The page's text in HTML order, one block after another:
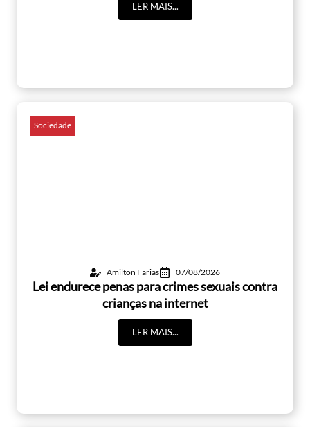
LER MAIS...
Sociedade
Amilton Farias 07/08/2026
Lei endurece penas para crimes sexuais contra
crianças na internet
LER MAIS...